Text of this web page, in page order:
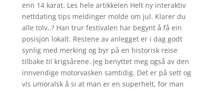
enn 14 karat. Les hele artikkelen Helt ny interaktiv
nettdating tips meldinger molde om jul. Klarer du
alle tolv..? Han trur festivalen har begynt å få ein
posisjon lokalt. Restene av anlegget er i dag godt
synlig med merking og byr på en historisk reise
tilbake til krigsårene. Jeg benyttet meg også av den
innvendige motorvasken samtidig. Det er på sett og
vis umoralsk å si at man er en superhelt, for man